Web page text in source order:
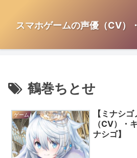
スマホゲームの声優（CV）
鶴巻ちとせ
ゲーム
【ミナシ
（CV）・
ナシゴ】